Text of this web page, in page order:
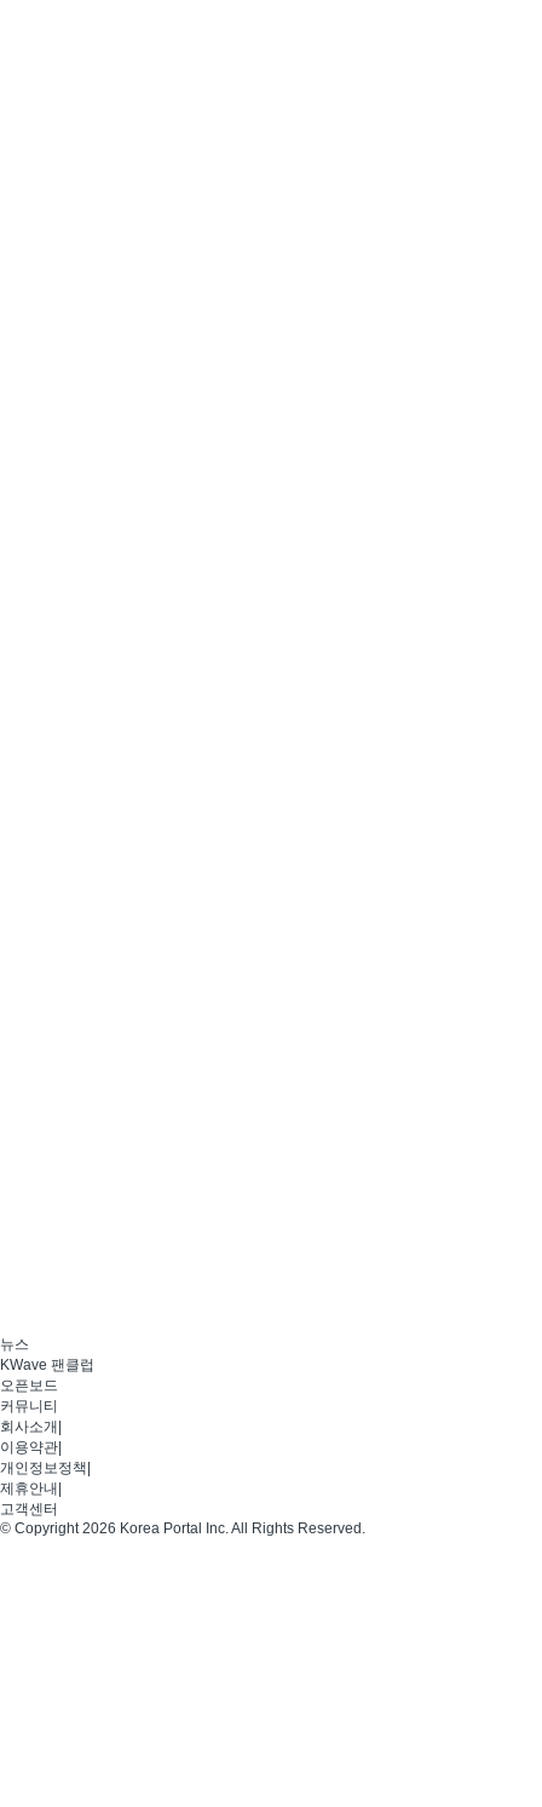
뉴스
KWave 팬클럽
오픈보드
커뮤니티
회사소개
이용약관
개인정보정책
제휴안내
고객센터
© Copyright 2026 Korea Portal Inc. All Rights Reserved.